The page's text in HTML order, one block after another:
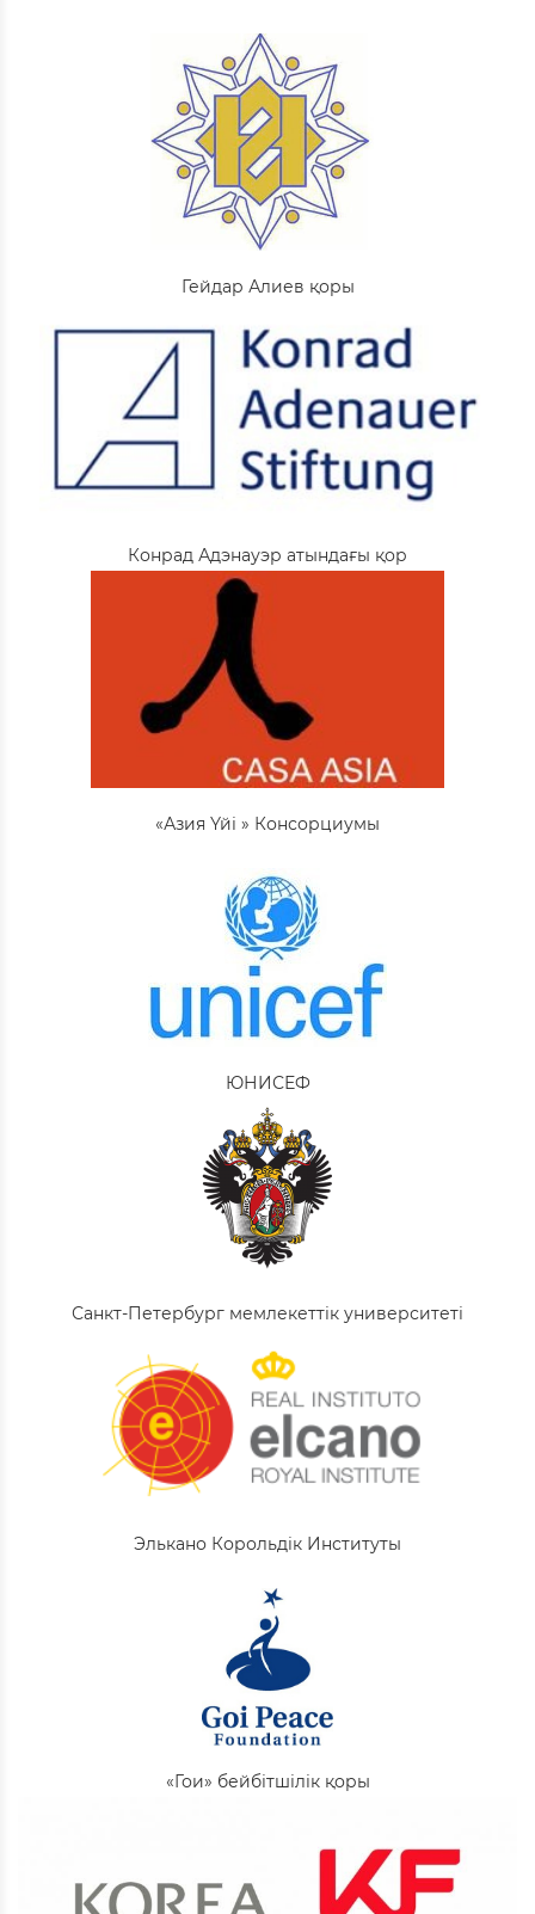
Гейдар Алиев қоры
Конрад Адэнауэр атындағы қор
«Азия Үйі » Консорциумы
ЮНИСЕФ
Санкт-Петербург мемлекеттік университеті
Элькано Корольдік Институты
«Гои» бейбітшілік қоры